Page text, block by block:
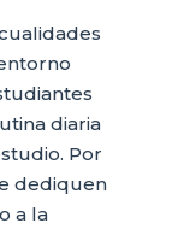
diaria
Por
dediquen
a la